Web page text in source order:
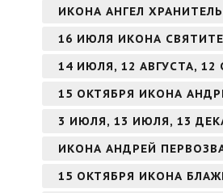
ИКОНА АНГЕЛ ХРАНИТЕЛЬ
16 ИЮЛЯ ИКОНА
14 ИЮЛЯ, 12 АВГУСТА,
15 ОКТЯБРЯ ИКОНА
3 ИЮЛЯ, 13 ИЮЛЯ, 13
ИКОНА АНДРЕЙ
15 ОКТЯБРЯ ИКОНА